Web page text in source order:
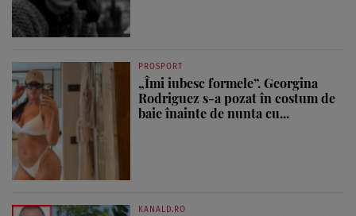
PROSPORT
„Îmi iubesc formele”. Georgina
Rodriguez s-a pozat în costum de
baie înainte de nunta cu...
KANALD.RO